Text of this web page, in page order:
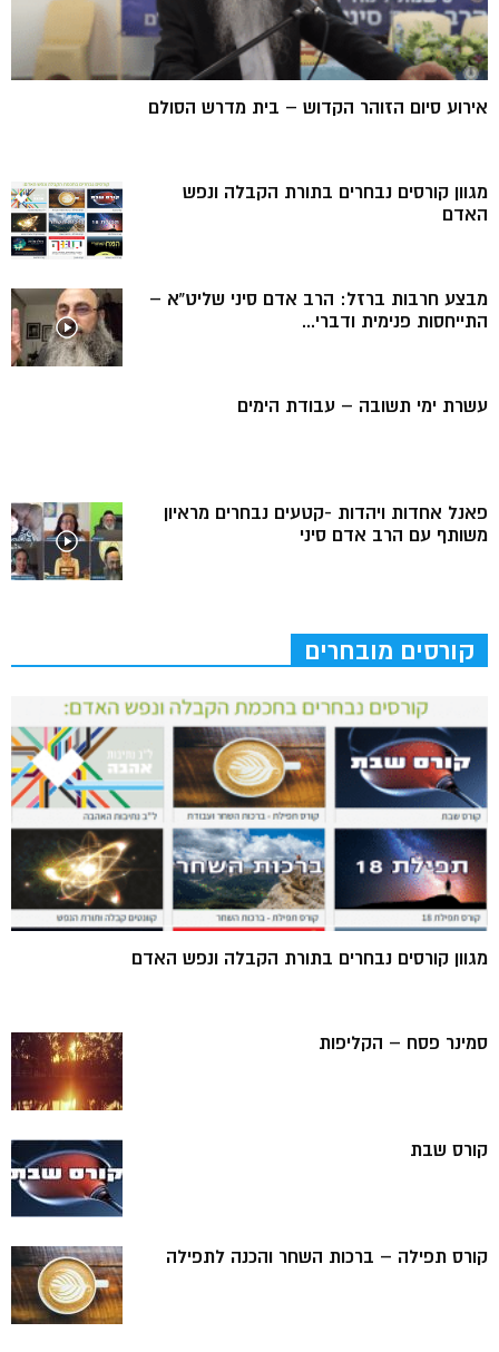
אירוע סיום הזוהר הקדוש – בית מדרש הסולם
מגוון קורסים נבחרים בתורת הקבלה ונפש
האדם
מבצע חרבות ברזל: הרב אדם סיני שליט”א –
התייחסות פנימית ודברי...
עשרת ימי תשובה – עבודת הימים
פאנל אחדות ויהדות -קטעים נבחרים מראיון
משותף עם הרב אדם סיני
קורסים מובחרים
מגוון קורסים נבחרים בתורת הקבלה ונפש האדם
סמינר פסח – הקליפות
קורס שבת
קורס תפילה – ברכות השחר והכנה לתפילה